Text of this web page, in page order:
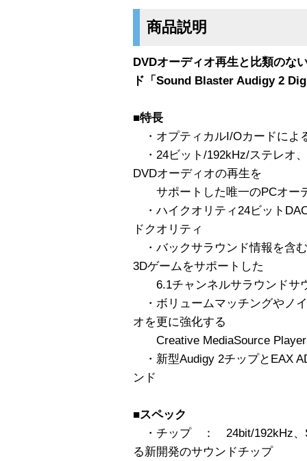
商品説明
DVDオーディオ再生と比類のな
ド「Sound Blaster Audigy 2
■特長
・オプティカルI/Oカードによ
・24ビット/192kHz/ステレオ
DVDオーディオの再生を
サポートした唯一のPCオー
・ハイクオリティ24ビット
ドクオリティ
・バックサラウンド情報を含
3Dゲームをサポートした
6.1チャンネルサラウンドサ
・ボリュームマッチングやノ
オを更に強化する
Creative MediaSource Player
・新型Audigy 2チップとEAX
ンド
■スペック
・チップ ： 24bit/192kHz、
る新開発のサウンドチップ